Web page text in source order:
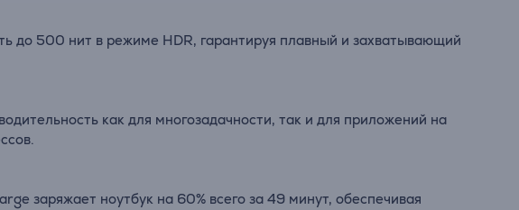
до 500 нит в режиме HDR, гарантируя плавный и захватывающий
как для многозадачности, так и для приложений на
заряжает ноутбук на 60% всего за 49 минут, обеспечивая